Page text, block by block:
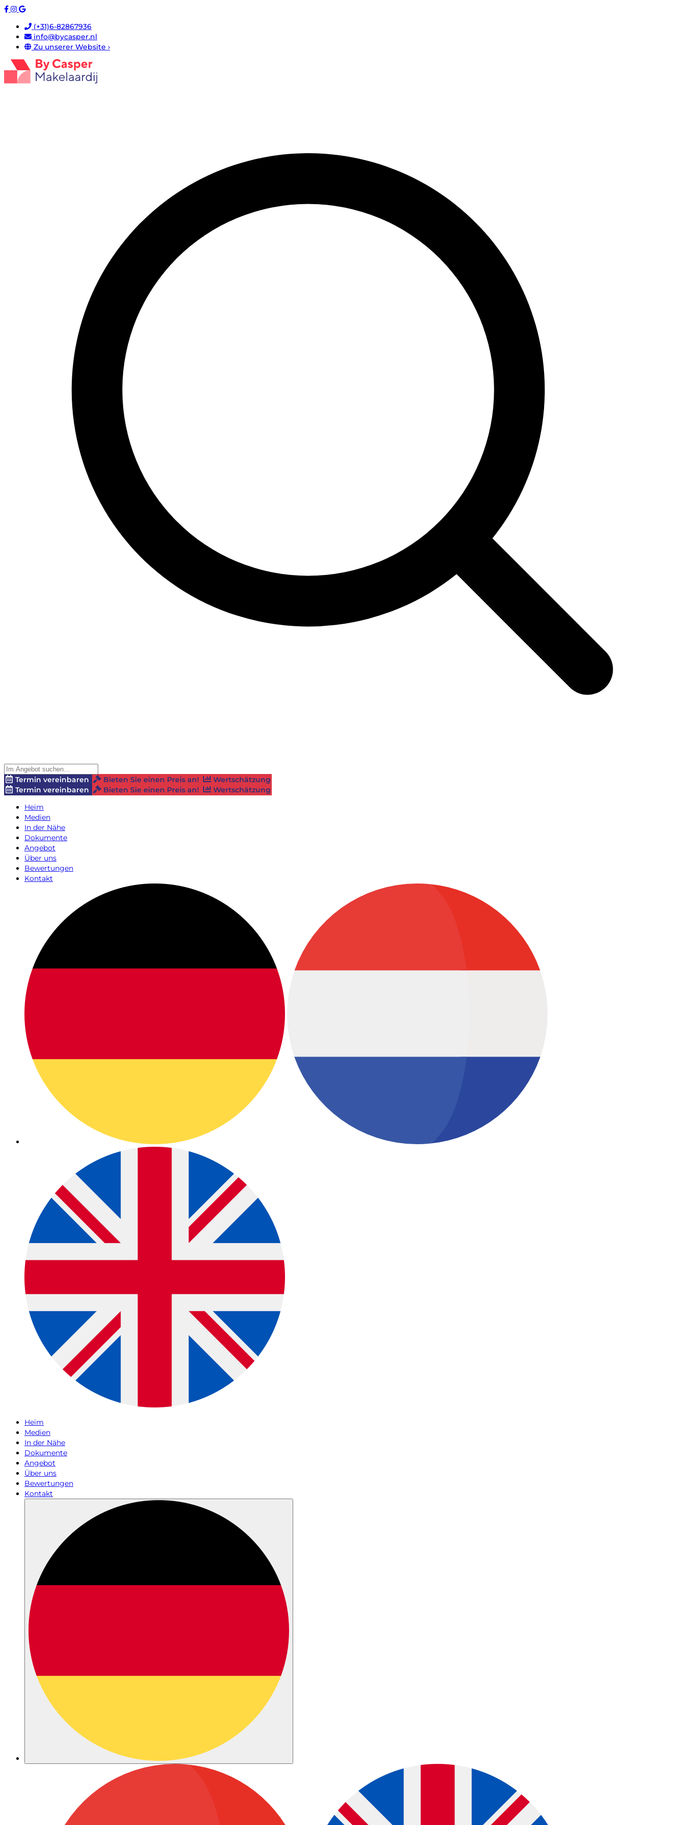
(+31)6-82867936
info@bycasper.nl
Zu unserer Website ›
Termin vereinbaren Bieten Sie einen Preis an!
Wertschätzung
Termin vereinbaren
Bieten Sie einen Preis an!
Wertschätzung
Heim
Medien
In der Nähe
Dokumente
Angebot
Über uns
Bewertungen
Kontakt
Heim
Medien
In der Nähe
Dokumente
Angebot
Über uns
Bewertungen
Kontakt